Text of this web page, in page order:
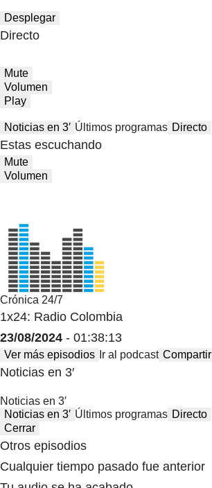
Desplegar
Directo
Mute
Volumen
Play
Noticias en 3′ Últimos programas Directo
Estas escuchando
Mute
Volumen
Crónica 24/7
1x24: Radio Colombia
23/08/2024 - 01:38:13
Ver más episodios Ir al podcast Compartir
Noticias en 3′
Noticias en 3′
Noticias en 3′ Últimos programas Directo
Cerrar
Otros episodios
Cualquier tiempo pasado fue anterior